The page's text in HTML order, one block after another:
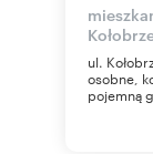
ul.
osobne,
pojemną